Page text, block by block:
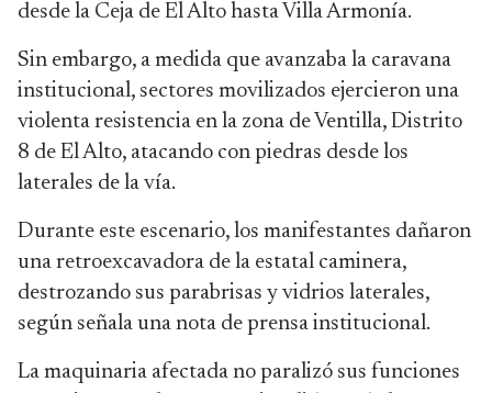
desde la Ceja de El Alto hasta Villa Armonía.
Sin embargo, a medida que avanzaba la caravana
institucional, sectores movilizados ejercieron una
violenta resistencia en la zona de Ventilla, Distrito
8 de El Alto, atacando con piedras desde los
laterales de la vía.
Durante este escenario, los manifestantes dañaron
una retroexcavadora de la estatal caminera,
destrozando sus parabrisas y vidrios laterales,
según señala una nota de prensa institucional.
La maquinaria afectada no paralizó sus funciones